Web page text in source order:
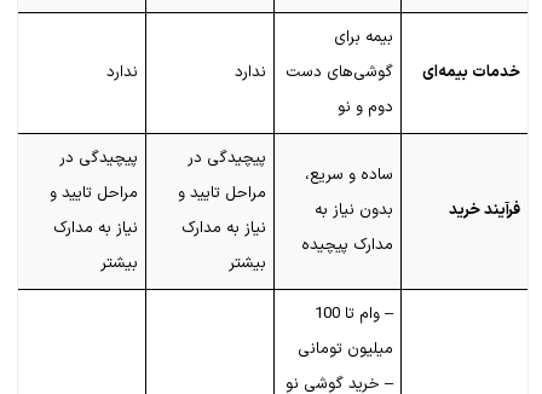
خدمات بیمه‌ای
بیمه برای
گوشی‌های دست
دوم و نو
ندارد ندارد
فرآیند خرید
ساده و سریع،
بدون نیاز به
مدارک پیچیده
پیچیدگی در
مراحل تایید و
نیاز به مدارک
بیشتر
پیچیدگی در
مراحل تایید و
نیاز به مدارک
بیشتر
– وام تا 100
میلیون تومانی
– خرید گوشی نو